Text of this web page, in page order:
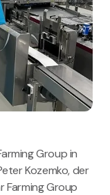
Group in
Kozemko, der
Farming Group